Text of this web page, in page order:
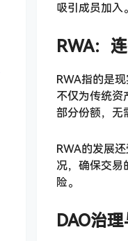
吸引成员加入
RWA：
RWA指的是
不仅为传统资
部分份额，无
RWA的发展
况，确保交易
险。
DAO治